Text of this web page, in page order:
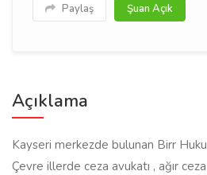
Paylaş Şuan Açık
Açıklama
Kayseri merkezde bulunan Birr
Çevre illerde ceza avukatı , ağır